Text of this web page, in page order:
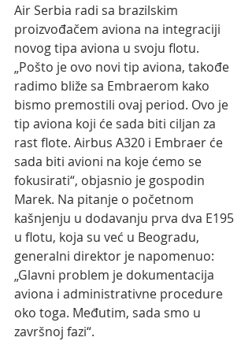
Air Serbia radi sa brazilskim
proizvođačem aviona na integraciji
novog tipa aviona u svoju flotu.
„Pošto je ovo novi tip aviona, takođe
radimo bliže sa Embraerom kako
bismo premostili ovaj period. Ovo je
tip aviona koji će sada biti ciljan za
rast flote. Airbus A320 i Embraer će
sada biti avioni na koje ćemo se
fokusirati“, objasnio je gospodin
Marek. Na pitanje o početnom
kašnjenju u dodavanju prva dva E195
u flotu, koja su već u Beogradu,
generalni direktor je napomenuo:
„Glavni problem je dokumentacija
aviona i administrativne procedure
oko toga. Međutim, sada smo u
završnoj fazi“.